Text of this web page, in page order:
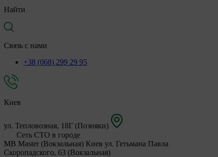
Найти
Связь с нами
+38 (068) 299 29 95
Киев
ул. Тепловозная, 18Г (Позняки)
Сеть СТО в городе
MB Master (Вокзальная) Киев ул. Гетьмана Павла
Скоропадского, 63 (Вокзальная)